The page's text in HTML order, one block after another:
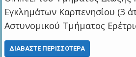
Εγκλημάτων Καρπενησίου (3
Αστυνομικού Τμήματος
ΔΙΑΒΆΣΤΕ ΠΕΡΙΣΣΌΤΕΡΑ